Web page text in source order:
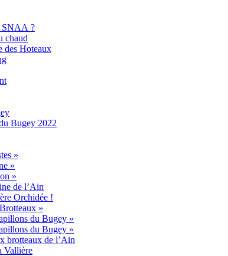
SNAA ?
chaud
des Hoteaux
Bugey 2022
»
»
»
de l’Ain
Orchidée !
»
du Bugey »
du Bugey »
brotteaux de l’Ain
Vallière